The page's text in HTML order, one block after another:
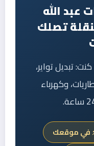
عبد الله
تصلك
تبديل تواير،
وكهرباء
في موقعك